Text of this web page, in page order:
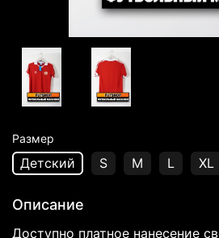
Размер
Детский S M L XL
Описание
Доступно платное нанесение